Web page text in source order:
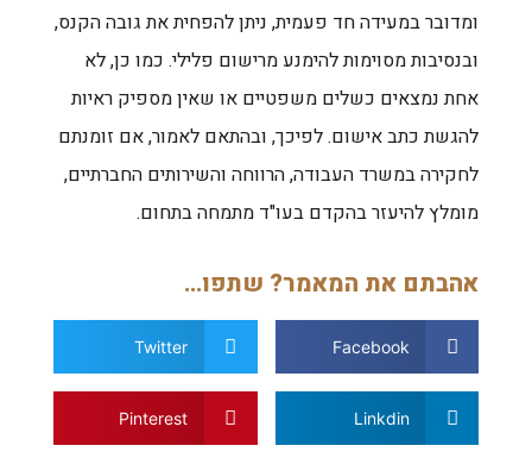
ומדובר במעידה חד פעמית, ניתן להפחית את גובה הקנס,
ובנסיבות מסוימות להימנע מרישום פלילי. כמו כן, לא
אחת נמצאים כשלים משפטיים או שאין מספיק ראיות
להגשת כתב אישום. לפיכך, ובהתאם לאמור, אם זומנתם
לחקירה במשרד העבודה, הרווחה והשירותים החברתיים,
מומלץ להיעזר בהקדם בעו"ד מתמחה בתחום.
אהבתם את המאמר? שתפו...
Facebook
Twitter
Linkdin
Pinterest